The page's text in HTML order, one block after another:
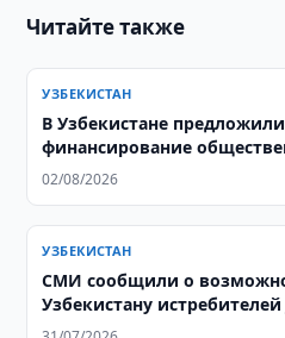
Читайте также
УЗБЕКИСТАН
В Узбекистане
финансирование
02/08/2026
УЗБЕКИСТАН
СМИ сообщили о
Узбекистану истребителей